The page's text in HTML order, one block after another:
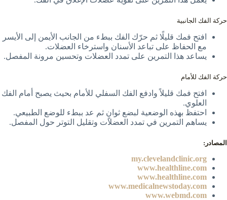
حركة الفك الجانبية
افتح فمك قليلًا ثم حرّك الفك ببطء من الجانب الأيمن إلى الأيسر
مع الحفاظ على تباعد الأسنان واسترخاء العضلات.
يساعد هذا التمرين على تمدد العضلات وتحسين مرونة المفصل.
حركة الفك للأمام
افتح فمك قليلاً وادفع الفك السفلي للأمام بحيث يصبح أمام الفك
العلوي.
احتفظ بهذه الوضعية لبضع ثوانٍ ثم عد ببطء للوضع الطبيعي.
يساهم التمرين في تمدد العضلات وتقليل التوتر حول المفصل.
المصادر:
my.clevelandclinic.org
www.healthline.com
www.healthline.com
www.medicalnewstoday.com
www.webmd.com